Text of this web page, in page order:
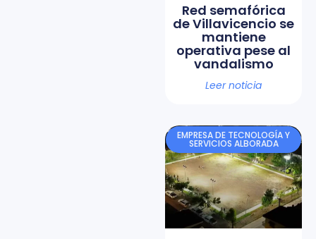
Red semafórica
de Villavicencio se
mantiene
operativa pese al
vandalismo
Leer noticia
EMPRESA DE TECNOLOGÍA Y
SERVICIOS ALBORADA